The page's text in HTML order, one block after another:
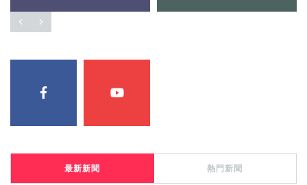
最新新聞 熱門新聞